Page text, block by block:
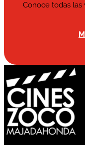
Conoce todas